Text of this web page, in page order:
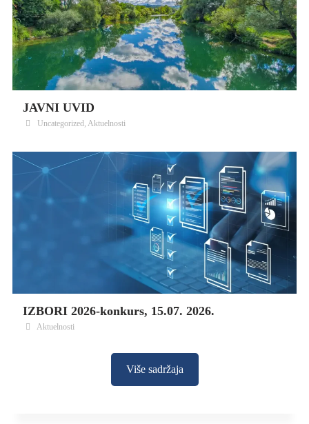
JAVNI UVID
Uncategorized ,Aktuelnosti
IZBORI 2026-konkurs, 15.07. 2026.
Aktuelnosti
Više sadržaja